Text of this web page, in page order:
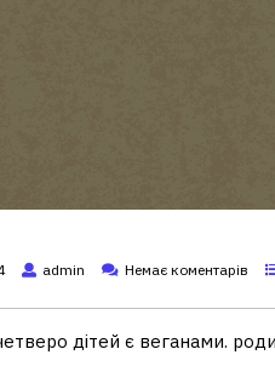
admin Немає коментарів
дітей є веганами.